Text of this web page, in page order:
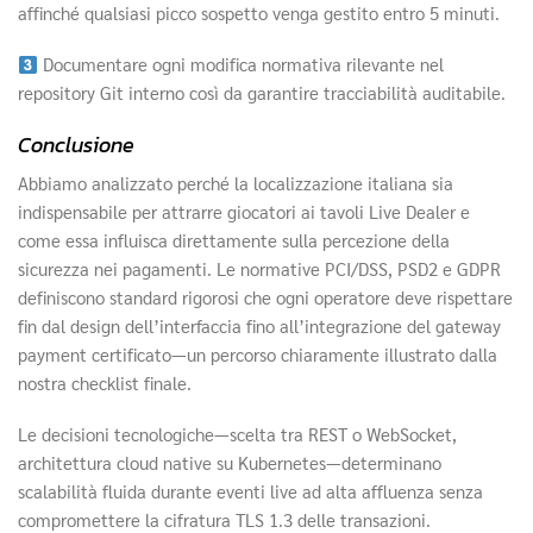
affinché qualsiasi picco sospetto venga gestito entro 5 minuti.
Documentare ogni modifica normativa rilevante nel
repository Git interno così da garantire tracciabilità auditabile.
Conclusione
Abbiamo analizzato perché la localizzazione italiana sia
indispensabile per attrarre giocatori ai tavoli Live Dealer e
come essa influisca direttamente sulla percezione della
sicurezza nei pagamenti. Le normative PCI/DSS, PSD2 e GDPR
definiscono standard rigorosi che ogni operatore deve rispettare
fin dal design dell’interfaccia fino all’integrazione del gateway
payment certificato—un percorso chiaramente illustrato dalla
nostra checklist finale.
Le decisioni tecnologiche—scelta tra REST o WebSocket,
architettura cloud native su Kubernetes—determinano
scalabilità fluida durante eventi live ad alta affluenza senza
compromettere la cifratura TLS 1.3 delle transazioni.